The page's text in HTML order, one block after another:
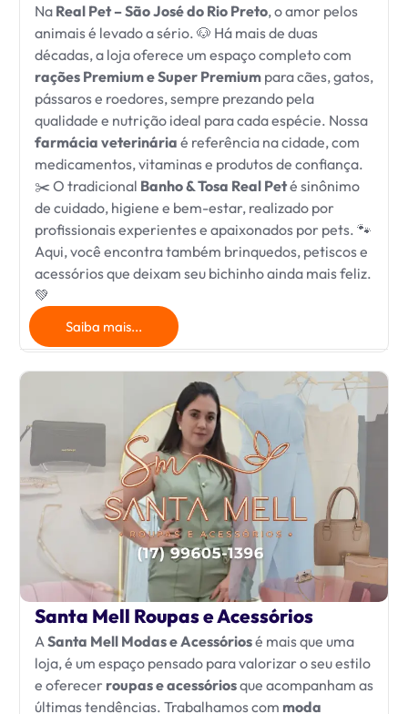
Na Real Pet – São José do Rio Preto, o amor pelos
animais é levado a sério. 🐶 Há mais de duas
décadas, a loja oferece um espaço completo com
rações Premium e Super Premiumpara cães, gatos,
pássaros e roedores, sempre prezando pela
qualidade e nutrição ideal para cada espécie. Nossa
farmácia veterinária é referência na cidade, com
medicamentos, vitaminas e produtos de confiança.
✂️ O tradicional Banho & Tosa Real Peté sinônimo
de cuidado, higiene e bem-estar, realizado por
profissionais experientes e apaixonados por pets. 🐾
Aqui, você encontra também brinquedos, petiscos e
acessórios que deixam seu bichinho ainda mais feliz.
💚
Saiba mais...
Santa Mell Roupas e Acessórios
A Santa Mell Modas e Acessóriosé mais que uma
loja, é um espaço pensado para valorizar o seu estilo
e oferecer roupas e acessóriosque acompanham as
últimas tendências. Trabalhamos com moda